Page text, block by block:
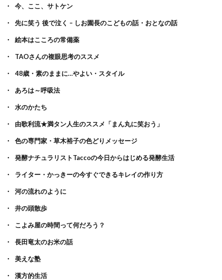
今、ここ、サトケン
先に笑う 後で泣く – しお園長のこどもの話・おとなの話
絵本はこころの常備薬
TAOさんの複眼思考のススメ
48歳・素のままに…やよい・スタイル
あろは～呼吸法
水のかたち
由歌利流★満タン人生のススメ「まん丸に笑おう」
色の専門家・草木裕子の色どりメッセージ
発酵ナチュラリストTaccoの今日からはじめる発酵生活
ライター・かっきーの今すぐできるキレイの作り方
河の流れのように
井の頭散歩
こよみ屋の時間って何だろう？
長田竜太のお米の話
美えな塾
漢方的生活